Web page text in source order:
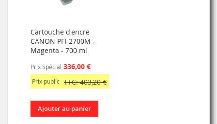
Cartouche d'encre
CANON PFI-2700M -
Magenta - 700 ml
Prix Spécial 336,00 €
Prix public TTC: 403,20 €
Ajouter au panier